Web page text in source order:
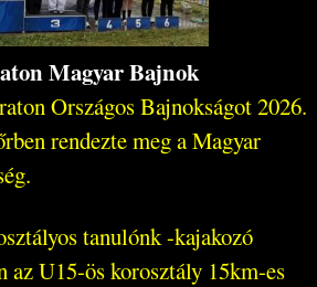
Magyar Bajnok
Országos Bajnokságot 2026.
rendezte meg a Magyar
tanulónk -kajakozó
az U15-ös korosztály 15km-es